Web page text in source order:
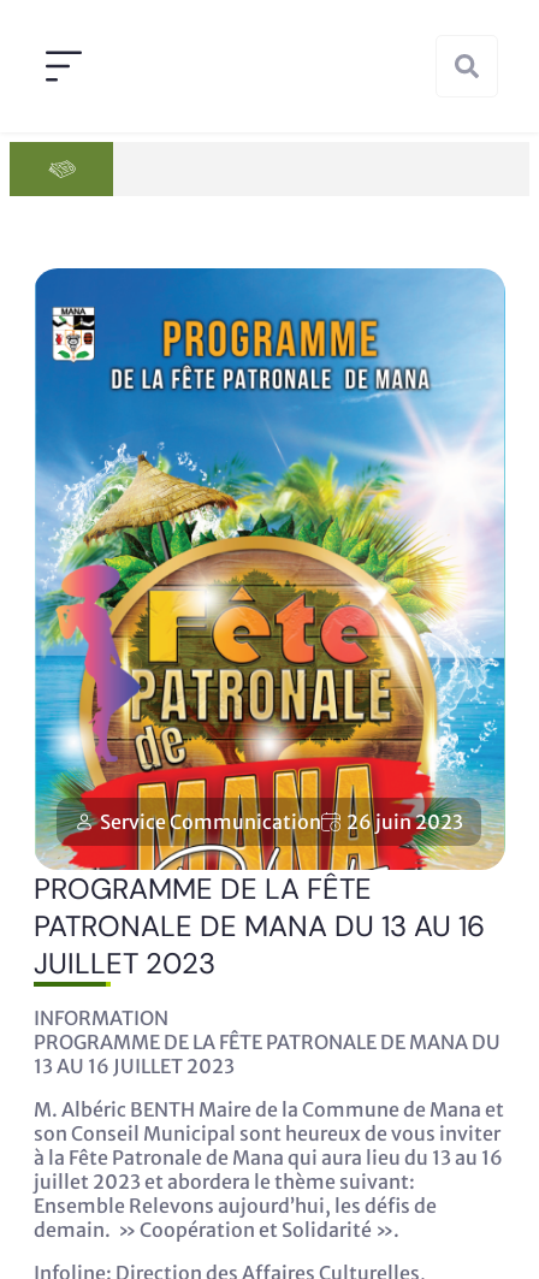
Service Communication 26 juin 2023
PROGRAMME DE LA FÊTE
PATRONALE DE MANA DU 13 AU 16
JUILLET 2023
INFORMATION
PROGRAMME DE LA FÊTE PATRONALE DE MANA DU
13 AU 16 JUILLET 2023
M. Albéric BENTH Maire de la Commune de Mana et
son Conseil Municipal sont heureux de vous inviter
à la Fête Patronale de Mana qui aura lieu du 13 au 16
juillet 2023 et abordera le thème suivant:
Ensemble Relevons aujourd’hui, les défis de
demain. » Coopération et Solidarité ».
Infoline: Direction des Affaires Culturelles,